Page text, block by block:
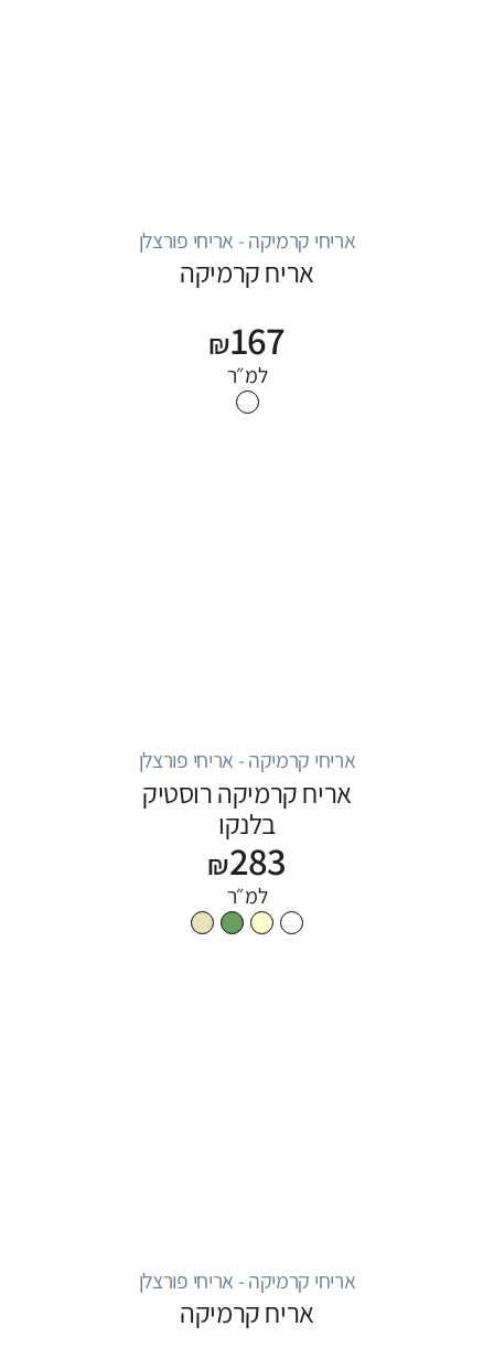
אריחי קרמיקה - אריחי פורצלן
אריח קרמיקה
₪167
למ״ר
אריחי קרמיקה - אריחי פורצלן
אריח קרמיקה רוסטיק
בלנקו
₪283
למ״ר
אריחי קרמיקה - אריחי פורצלן
אריח קרמיקה